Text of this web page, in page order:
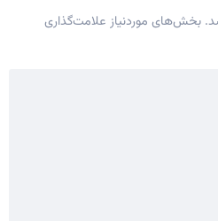
بخش‌های موردنیاز علامت‌گذاری